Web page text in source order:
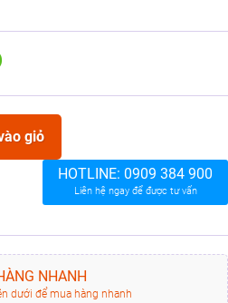
giỏ
HOTLINE: 0909 384 900
Liên hệ ngay để được tư vấn
NHANH
dưới để mua hàng nhanh